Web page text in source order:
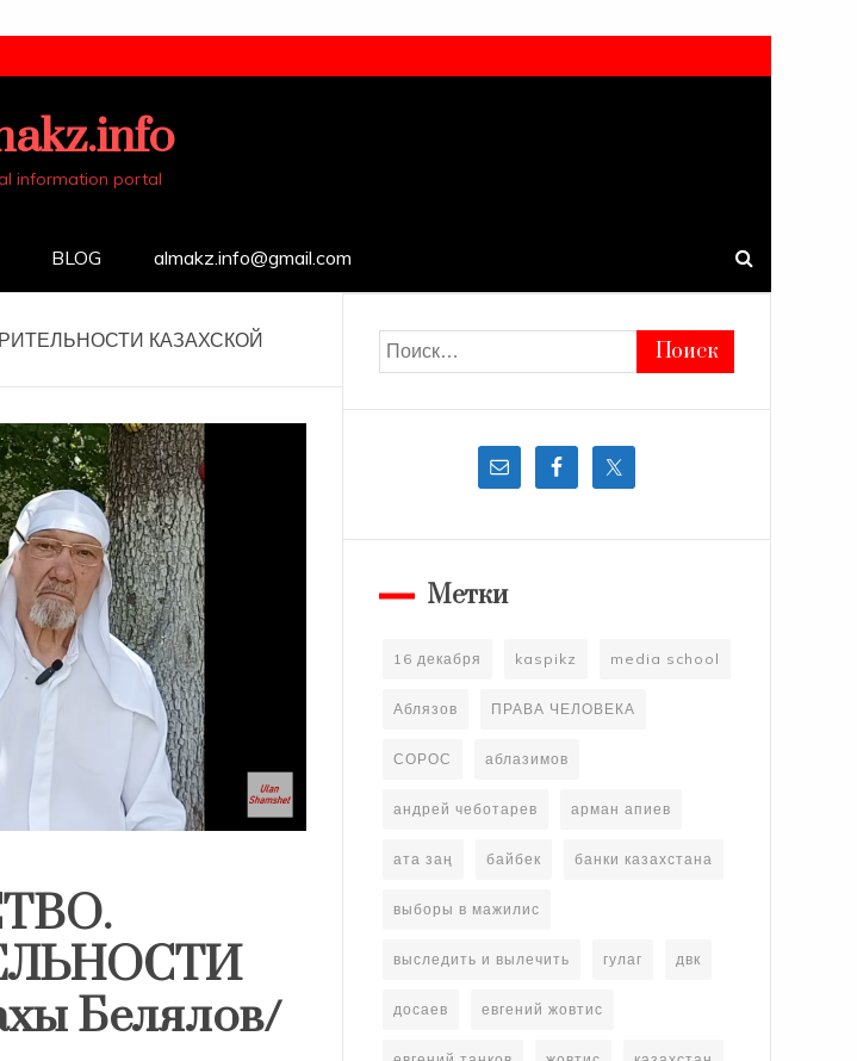
information portal
BLOG almakz.info@gmail.com
КАЗАХСКОЙ
Белялов/
Найти:
Метки
16 декабря kaspikz media school
Аблязов ПРАВА ЧЕЛОВЕКА
СОРОС аблазимов
андрей чеботарев арман апиев
ата заң байбек банки казахстана
выборы в мажилис
выследить и вылечить гулаг двк
досаев евгений жовтис